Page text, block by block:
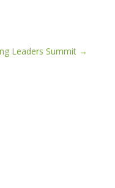
Leaders Summit →